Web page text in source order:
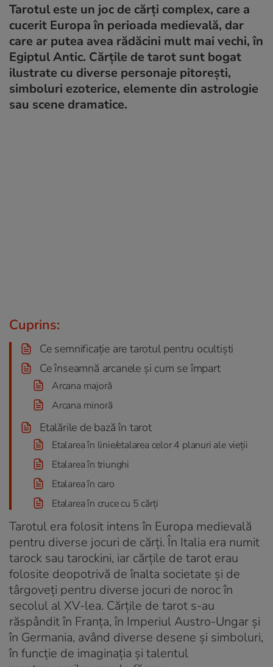
Tarotul este un joc de cărți complex, care a
cucerit Europa în perioada medievală, dar
care ar putea avea rădăcini mult mai vechi, în
Egiptul Antic. Cărțile de tarot sunt bogat
ilustrate cu diverse personaje pitorești,
simboluri ezoterice, elemente din astrologie
sau scene dramatice.
Cuprins:
Ce semnificație are tarotul pentru ocultiști
Ce înseamnă arcanele și cum se împart
Arcana majoră
Arcana minoră
Etalările de bază în tarot
Etalarea în linie/etalarea celor 4 planuri ale vieții
Etalarea în triunghi
Etalarea în caro
Etalarea în cruce cu 5 cărți
Tarotul era folosit intens în Europa medievală
pentru diverse jocuri de cărți. În Italia era numit
tarock sau tarockini, iar cărțile de tarot erau
folosite deopotrivă de înalta societate și de
târgoveți pentru diverse jocuri de noroc în
secolul al XV-lea. Cărțile de tarot s-au
răspândit în Franța, în Imperiul Austro-Ungar și
în Germania, având diverse desene și simboluri,
în funcție de imaginația și talentul